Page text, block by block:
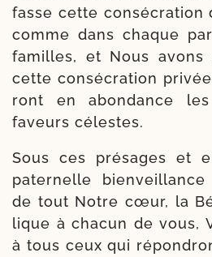
fasse cette consé­cra­tion
comme dans chaque
familles, et Nous avons
cette consé­cra­tion
ront en abon­dance
faveurs célestes.
Sous ces pré­sages et
pater­nelle
de tout Notre cœur, la
lique à cha­cun de vous,
à tous ceux qui